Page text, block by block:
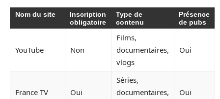
Nom du site
Inscription
obligatoire
Type de
contenu
Présence
de pubs
YouTube Non
Films,
documentaires,
vlogs
Oui
France TV Oui
Séries,
documentaires,
Oui